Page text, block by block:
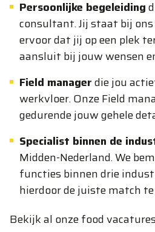
Persoonlijke begeleiding
consultant. Jij staat bij ons
ervoor dat jij op een plek
aansluit bij jouw wensen
Field managerdie jou
werkvloer. Onze Field
gedurende jouw gehele
Specialist binnen de
Midden-Nederland. We
functies binnen drie
hierdoor de juiste match
Bekijk al onze food